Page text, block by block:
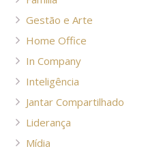
Gestão e Arte
Home Office
In Company
Inteligência
Jantar Compartilhado
Liderança
Mídia